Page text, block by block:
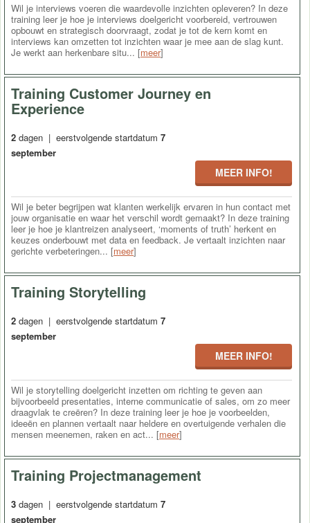
Wil je interviews voeren die waardevolle inzichten opleveren? In deze
training leer je hoe je interviews doelgericht voorbereid, vertrouwen
opbouwt en strategisch doorvraagt, zodat je tot de kern komt en
interviews kan omzetten tot inzichten waar je mee aan de slag kunt.
Je werkt aan herkenbare situ... [meer]
Training Customer Journey en
Experience
2 dagen | eerstvolgende startdatum 7
september
MEER INFO!
Wil je beter begrijpen wat klanten werkelijk ervaren in hun contact met
jouw organisatie en waar het verschil wordt gemaakt? In deze training
leer je hoe je klantreizen analyseert, ‘moments of truth’ herkent en
keuzes onderbouwt met data en feedback. Je vertaalt inzichten naar
gerichte verbeteringen... [meer]
Training Storytelling
2 dagen | eerstvolgende startdatum 7
september
MEER INFO!
Wil je storytelling doelgericht inzetten om richting te geven aan
bijvoorbeeld presentaties, interne communicatie of sales, om zo meer
draagvlak te creëren? In deze training leer je hoe je voorbeelden,
ideeën en plannen vertaalt naar heldere en overtuigende verhalen die
mensen meenemen, raken en act... [meer]
Training Projectmanagement
3 dagen | eerstvolgende startdatum 7
september